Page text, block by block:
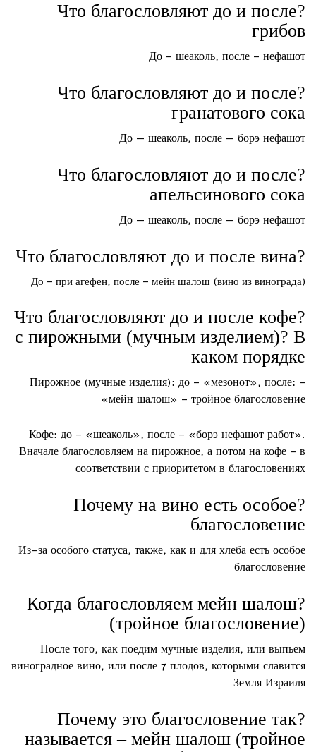
?Что благословляют до и после
грибов
До – шеаколь, после – нефашот
?Что благословляют до и после
гранатового сока
До — шеаколь, после — борэ нефашот
?Что благословляют до и после
апельсинового сока
До — шеаколь, после — борэ нефашот
?Что благословляют до и после вина
До – при агефен, после – мейн шалош (вино из винограда)
?Что благословляют до и после кофе
с пирожными (мучным изделием)? В
каком порядке
Пирожное (мучные изделия): до – «мезонот», после: –
«мейн шалош» – тройное благословение
Кофе: до – «шеаколь», после – «борэ нефашот работ».
Вначале благословляем на пирожное, а потом на кофе – в
соответствии с приоритетом в благословениях
?Почему на вино есть особое
благословение
Из-за особого статуса, также, как и для хлеба есть особое
благословение
?Когда благословляем мейн шалош
(тройное благословение)
После того, как поедим мучные изделия, или выпьем
виноградное вино, или после 7 плодов, которыми славится
Земля Израиля
?Почему это благословение так
называется – мейн шалош (тройное